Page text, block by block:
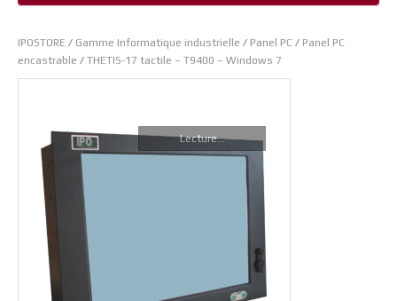
IPOSTORE / Gamme Informatique industrielle / Panel PC / Panel PC
encastrable / THETIS-17 tactile – T9400 – Windows 7
Lecture...